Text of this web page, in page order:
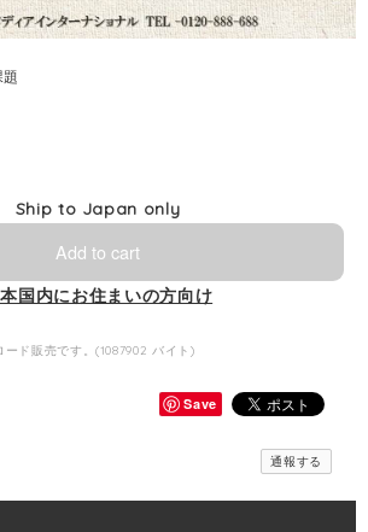
Ship to Japan only
Add to cart
本国内にお住まいの方向け
ド販売です。(1087902 バイト)
Save
通報する